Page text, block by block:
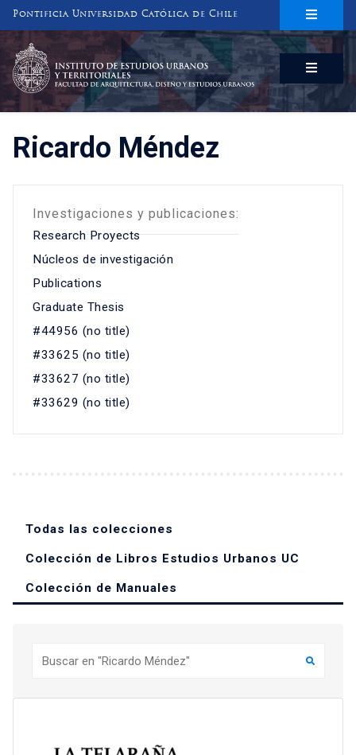
Pontificia Universidad Católica de Chile
INSTITUTO DE ESTUDIOS URBANOS
Y TERRITORIALES
FACULTAD DE ARQUITECTURA, DISEÑO Y ESTUDIOS URBANOS
Ricardo Méndez
Investigaciones y publicaciones:
Research Proyects
Núcleos de investigación
Publications
Graduate Thesis
#44956 (no title)
#33625 (no title)
#33627 (no title)
#33629 (no title)
Todas las colecciones
Colección de Libros Estudios Urbanos UC
Colección de Manuales